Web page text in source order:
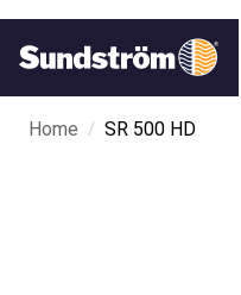
Home / SR 500 HD